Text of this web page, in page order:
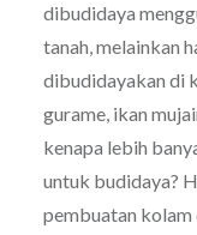
dibudidaya
tanah, melainkan
dibudidayakan di
gurame, ikan
kenapa lebih
untuk budidaya?
pembuatan kolam